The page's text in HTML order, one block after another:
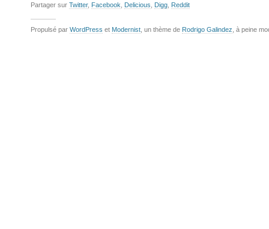
Partager sur Twitter, Facebook Delicious Digg Reddit
Propulsé par WordPress et Modernist , un thème de Rodrigo Galindez , à peine